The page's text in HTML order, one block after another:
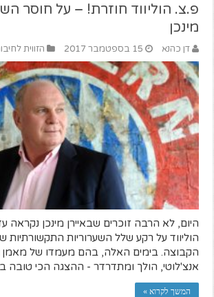
פ.צ. הוליווד חוזרת! – על חוסר
מינכן
דן כהנא 15 בספטמבר 2017 הזווית
היום, לא הרבה זוכרים שבאיירן מינכן נקראה
הוליווד על רקע שלל השערוריות התקשורתיות
הקבוצה. בימים האלה, בהם מעמדו של מאמן
אנצ'לוטי, הולך ומתדרדר - ההצגה הכי טובה
המשך לקרוא »